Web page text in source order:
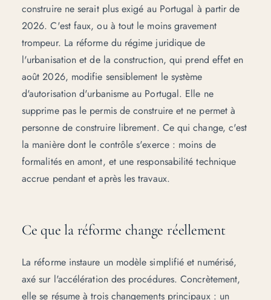
construire ne serait plus exigé au Portugal à partir de
2026. C'est faux, ou à tout le moins gravement
trompeur. La réforme du régime juridique de
l'urbanisation et de la construction, qui prend effet en
août 2026, modifie sensiblement le système
d'autorisation d'urbanisme au Portugal. Elle ne
supprime pas le permis de construire et ne permet à
personne de construire librement. Ce qui change, c'est
la manière dont le contrôle s'exerce : moins de
formalités en amont, et une responsabilité technique
accrue pendant et après les travaux.
Ce que la réforme change réellement
La réforme instaure un modèle simplifié et numérisé,
axé sur l'accélération des procédures. Concrètement,
elle se résume à trois changements principaux : un